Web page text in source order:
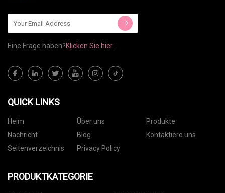
Eine Frage haben?Klicken Sie hier
QUICK LINKS
Heim Über uns
Produkte
Nachricht
Blog
Kontaktiere uns
Seitenverzeichnis
Privacy Policy
PRODUKTKATEGORIE